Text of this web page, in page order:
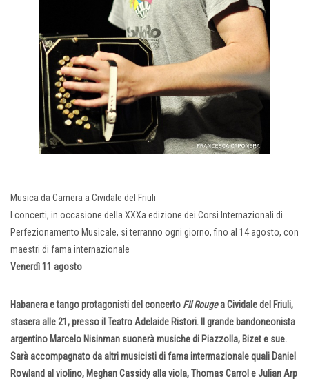
Musica da Camera a Cividale del Friuli
I concerti, in occasione della XXXa edizione dei Corsi Internazionali di
Perfezionamento Musicale, si terranno ogni giorno, fino al 14 agosto, con
maestri di fama internazionale
Venerdì 11 agosto
Habanera e tango protagonisti del concerto Fil Rougea Cividale del Friuli,
stasera alle 21, presso il Teatro Adelaide Ristori. Il grande bandoneonista
argentino Marcelo Nisinman suonerà musiche di Piazzolla, Bizet e sue.
Sarà accompagnato da altri musicisti di fama intermazionale quali Daniel
Rowland al violino, Meghan Cassidy allaviola,Thomas Carrol e Julian Arp